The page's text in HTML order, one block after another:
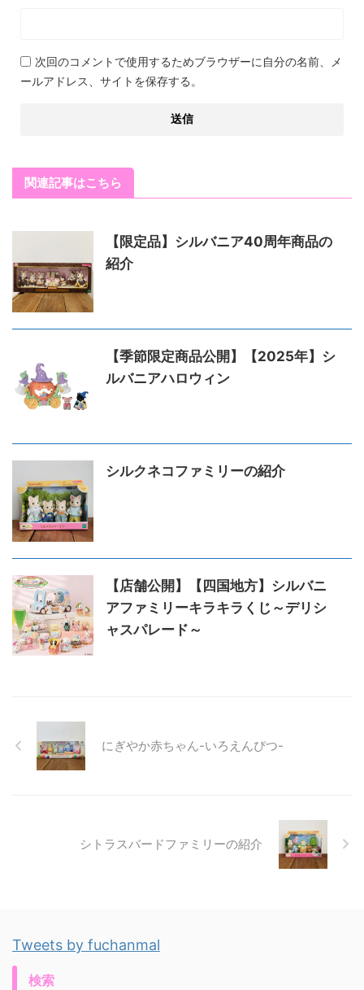
次回のコメントで使用するためブラウザーに自分の名前、メ
ールアドレス、サイトを保存する。
関連記事はこちら
【限定品】シルバニア40周年商品の
紹介
【季節限定商品公開】【2025年】シ
ルバニアハロウィン
シルクネコファミリーの紹介
【店舗公開】【四国地方】シルバニ
アファミリーキラキラくじ～デリシ
ャスパレード～
にぎやか赤ちゃん-いろえんぴつ-
シトラスバードファミリーの紹介
Tweets by fuchanmal
検索